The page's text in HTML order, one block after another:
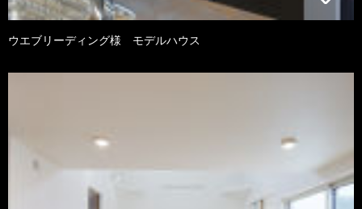
ウエブリーディング様 モデルハウス